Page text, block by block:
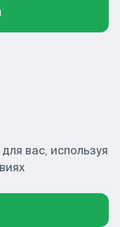
вас, используя